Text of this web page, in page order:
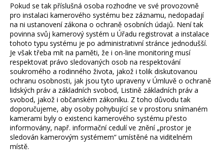
Pokud se tak příslušná osoba rozhodne ve své provozovně
pro instalaci kamerového systému bez záznamu, nedopadají
na ni ustanovení zákona o ochraně osobních údajů. Není tak
povinna svůj kamerový systém u Úřadu registrovat a instalace
tohoto typu systému je po administrativní stránce jednodušší.
Je však třeba mít na paměti, že i on-line monitoring musí
respektovat právo sledovaných osob na respektování
soukromého a rodinného života, jakož i tolik diskutovanou
ochranu osobnosti, jak jsou tyto upraveny v Úmluvě o ochraně
lidských práv a základních svobod, Listině základních práv a
svobod, jakož i občanském zákoníku. Z toho důvodu tak
doporučujeme, aby osoby pohybující se v prostoru snímaném
kamerami byly o existenci kamerového systému přesto
informovány, např. informační cedulí ve znění „prostor je
sledován kamerovým systémem“ umístěné na viditelném
místě.
D
o
p
o
r
u
č
u
j
e
m